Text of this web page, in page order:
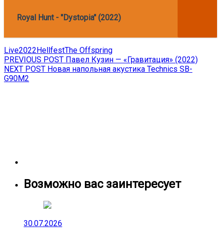
Royal Hunt - "Dystopia" (2022)
Live2022HellfestThe Offspring
Навигация
по
PREVIOUS POST Previous
post:
Павел Кузин — «Гравитация» (2022)
NEXT POST Next
Новая напольная акустика Technics SB-
G90M2
Возможно вас заинтересует
30.07.2026